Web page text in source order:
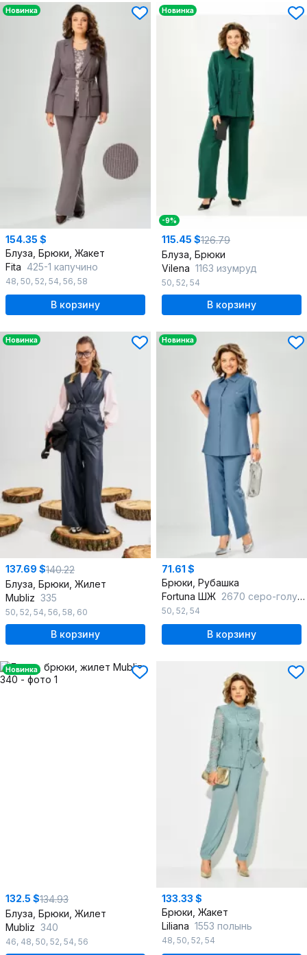
Новинка
154.35 $
Блуза, Брюки, Жакет
Fita 425-1 капучино
48, 50, 52, 54, 56, 58
В корзину
Новинка
-9%
115.45 $126.79
Блуза, Брюки
Vilena 1163 изумруд
50, 52, 54
В корзину
Новинка
137.69 $140.22
Блуза, Брюки, Жилет
Mubliz 335
50, 52, 54, 56, 58, 60
В корзину
Новинка
71.61 $
Брюки, Рубашка
Fortuna ШЖ 2670 серо-голубой
50, 52, 54
В корзину
Новинка
132.5 $134.93
Блуза, Брюки, Жилет
Mubliz 340
46, 48, 50, 52, 54, 56
133.33 $
Брюки, Жакет
Liliana 1553 полынь
48, 50, 52, 54